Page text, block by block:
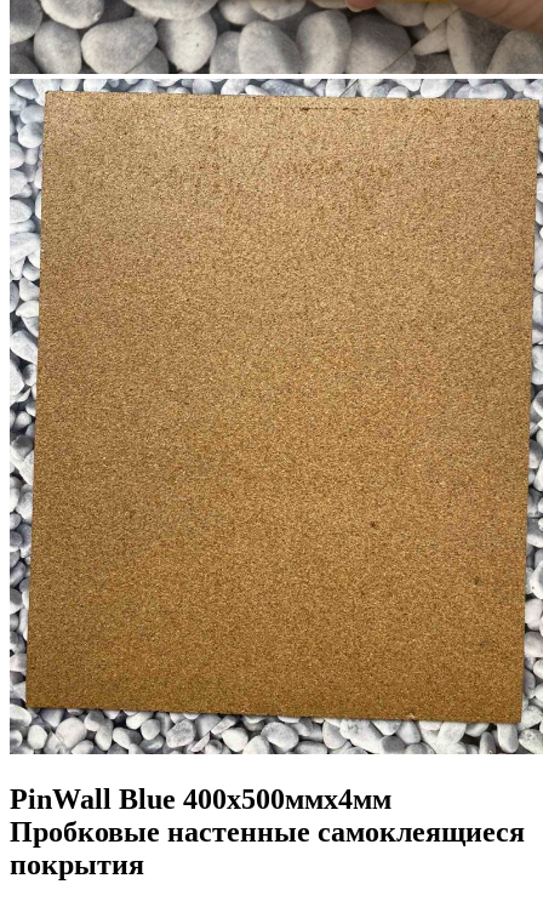
PinWall Blue 400х500ммх4мм
Пробковые настенные самоклеящиеся
покрытия